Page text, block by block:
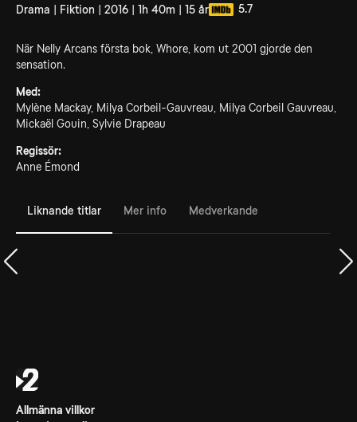
Drama | Fiktion | 2016 | 1h 40m | 15 år 5.7
När Nelly Arcans första bok, Whore, kom ut 2001 gjorde den
sensation.
Med:
Mylène Mackay, Milya Corbeil-Gauvreau, Milya Corbeil Gauvreau,
Mickaël Gouin, Sylvie Drapeau
Regissör:
Anne Émond
Liknande titlar Mer info Medverkande
Allmänna villkor